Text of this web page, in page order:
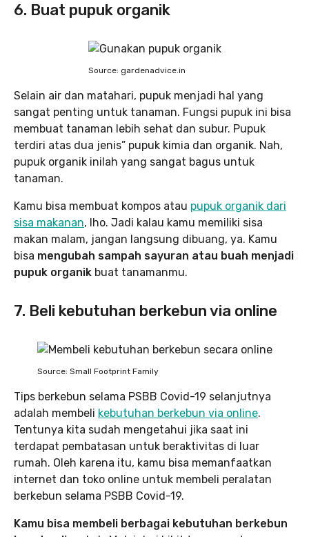
6. Buat pupuk organik
Source: gardenadvice.in
Selain air dan matahari, pupuk menjadi hal yang
sangat penting untuk tanaman. Fungsi pupuk ini bisa
membuat tanaman lebih sehat dan subur. Pupuk
terdiri atas dua jenis” pupuk kimia dan organik. Nah,
pupuk organik inilah yang sangat bagus untuk
tanaman.
Kamu bisa membuat kompos atau pupuk organik dari
sisa makanan, lho. Jadi kalau kamu memiliki sisa
makan malam, jangan langsung dibuang, ya. Kamu
bisa mengubah sampah sayuran atau buah menjadi
pupuk organik buat tanamanmu.
7. Beli kebutuhan berkebun via online
Source: Small Footprint Family
Tips berkebun selama PSBB Covid-19 selanjutnya
adalah membeli kebutuhan berkebun via online.
Tentunya kita sudah mengetahui jika saat ini
terdapat pembatasan untuk beraktivitas di luar
rumah. Oleh karena itu, kamu bisa memanfaatkan
internet dan toko online untuk membeli peralatan
berkebun selama PSBB Covid-19.
Kamu bisa membeli berbagai kebutuhan berkebun